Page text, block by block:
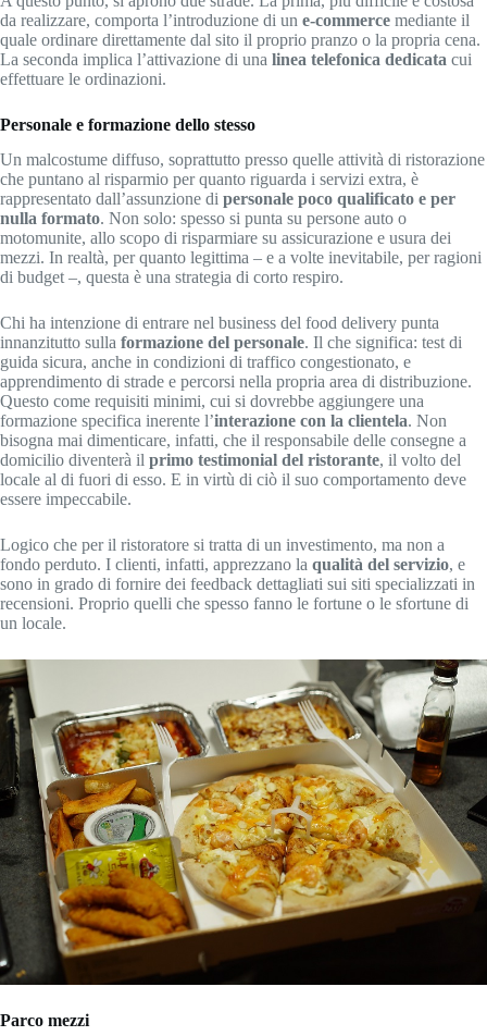
da realizzare, comporta l’introduzione di un e-commerce mediante il
quale ordinare direttamente dal sito il proprio pranzo o la propria cena.
La seconda implica l’attivazione di una linea telefonica dedicata cui
effettuare le ordinazioni.
Personale e formazione dello stesso
Un malcostume diffuso, soprattutto presso quelle attività di ristorazione
che puntano al risparmio per quanto riguarda i servizi extra, è
rappresentato dall’assunzione di personale poco qualificato e per
nulla formato. Non solo: spesso si punta su persone auto o
motomunite, allo scopo di risparmiare su assicurazione e usura dei
mezzi. In realtà, per quanto legittima – e a volte inevitabile, per ragioni
di budget –, questa è una strategia di corto respiro.
Chi ha intenzione di entrare nel business del food delivery punta
innanzitutto sulla formazione del personale. Il che significa: test di
guida sicura, anche in condizioni di traffico congestionato, e
apprendimento di strade e percorsi nella propria area di distribuzione.
Questo come requisiti minimi, cui si dovrebbe aggiungere una
formazione specifica inerente l’interazione con la clientela. Non
bisogna mai dimenticare, infatti, che il responsabile delle consegne a
domicilio diventerà il primo testimonial del ristorante, il volto del
locale al di fuori di esso. E in virtù di ciò il suo comportamento deve
essere impeccabile.
Logico che per il ristoratore si tratta di un investimento, ma non a
fondo perduto. I clienti, infatti, apprezzano la qualità del servizio, e
sono in grado di fornire dei feedback dettagliati sui siti specializzati in
recensioni. Proprio quelli che spesso fanno le fortune o le sfortune di
un locale.
Parco mezzi